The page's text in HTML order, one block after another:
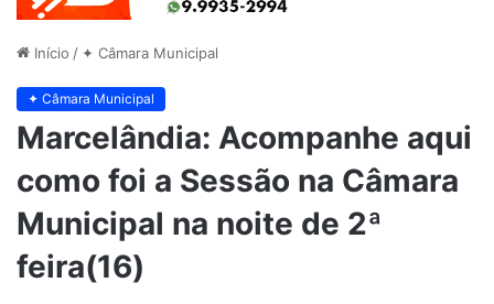
Início / ✦ Câmara Municipal
✦ Câmara Municipal
Marcelândia: Acompanhe aqui
como foi a Sessão na Câmara
Municipal na noite de 2ª
feira(16)